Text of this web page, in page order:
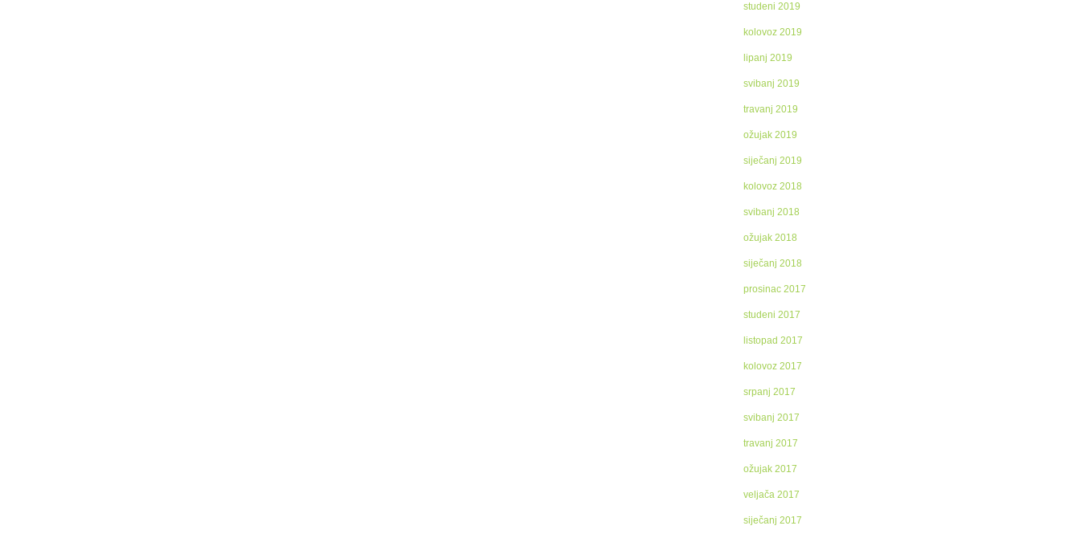
studeni 2019
kolovoz 2019
lipanj 2019
svibanj 2019
travanj 2019
ožujak 2019
siječanj 2019
kolovoz 2018
svibanj 2018
ožujak 2018
siječanj 2018
prosinac 2017
studeni 2017
listopad 2017
kolovoz 2017
srpanj 2017
svibanj 2017
travanj 2017
ožujak 2017
veljača 2017
siječanj 2017